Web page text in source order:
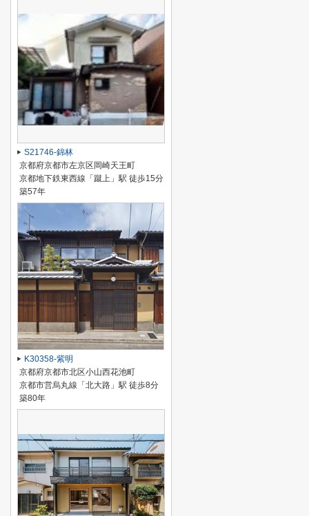
S21746-錦林
京都府京都市左京区岡崎天王町
京都地下鉄東西線「蹴上」駅 徒歩15分
築57年
K30358-紫明
京都府京都市北区小山西花池町
京都市営烏丸線「北大路」駅 徒歩8分
築80年